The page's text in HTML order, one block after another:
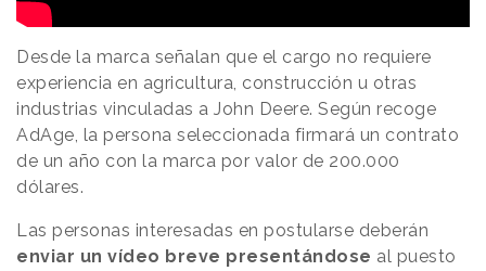
Desde la marca señalan que el cargo no requiere
experiencia en agricultura, construcción u otras
industrias vinculadas a John Deere. Según recoge
AdAge, la persona seleccionada firmará un contrato
de un año con la marca por valor de 200.000
dólares.
Las personas interesadas en postularse deberán
enviar un vídeo breve presentándose al puesto